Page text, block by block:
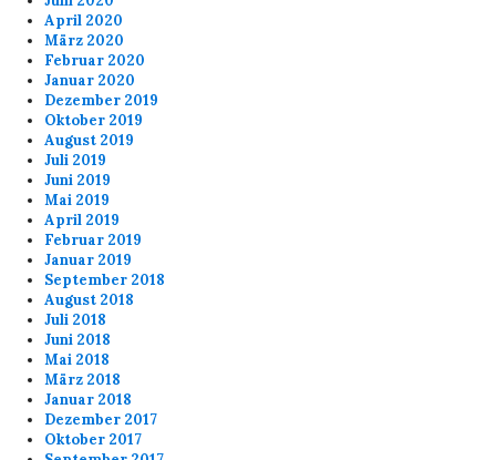
April 2020
März 2020
Februar 2020
Januar 2020
Dezember 2019
Oktober 2019
August 2019
Juli 2019
Juni 2019
Mai 2019
April 2019
Februar 2019
Januar 2019
September 2018
August 2018
Juli 2018
Juni 2018
Mai 2018
März 2018
Januar 2018
Dezember 2017
Oktober 2017